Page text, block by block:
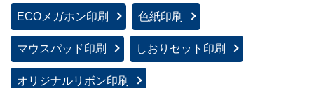
ECOメガホン印刷 色紙印刷
マウスパッド印刷 しおりセット印刷
オリジナルリボン印刷